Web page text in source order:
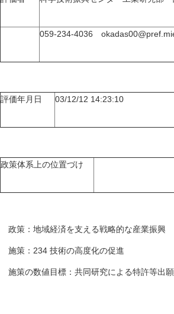
059-234-4036
評価年月日 03/12/12 14:23:10
政策体系上の位置づけ
政策：地域経済を支える戦略的な産業振興
施策：234 技術の高度化の促進
施策の数値目標：共同研究による特許等出